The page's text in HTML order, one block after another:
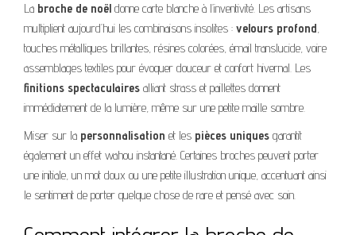
La broche de noël donne carte blanche à l’inventivité. Les artisans
multiplient aujourd’hui les combinaisons insolites : velours profond,
touches métalliques brillantes, résines colorées, émail translucide, voire
assemblages textiles pour évoquer douceur et confort hivernal. Les
finitions spectaculaires alliant strass et paillettes donnent
immédiatement de la lumière, même sur une petite maille sombre.
Miser sur la personnalisation et les pièces uniques garantit
également un effet wahou instantané. Certaines broches peuvent porter
une initiale, un mot doux ou une petite illustration unique, accentuant ainsi
le sentiment de porter quelque chose de rare et pensé avec soin.